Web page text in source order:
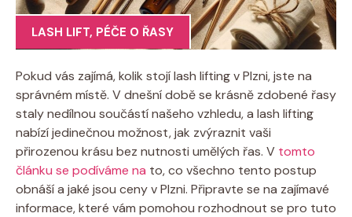
LASH LIFT, PÉČE O ŘASY
Pokud vás zajímá, kolik stojí lash lifting v Plzni, jste na
správném místě. V dnešní době se krásně zdobené řasy
staly nedílnou součástí našeho vzhledu, a lash lifting
nabízí jedinečnou možnost, jak zvýraznit vaši
přirozenou krásu bez nutnosti umělých řas. V tomto
článku se podíváme na to, co všechno tento postup
obnáší a jaké jsou ceny v Plzni. Připravte se na zajímavé
informace, které vám pomohou rozhodnout se pro tuto